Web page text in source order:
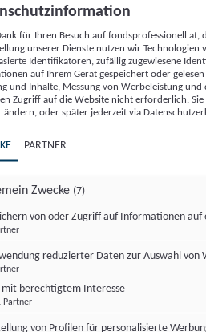
Messung von Werbeleistung
sowie Zielgruppenforschung.
Online-Kennungen (z. B. login-
Kennungen,
können zusammen mit anderen
und Browserinformationen,
Technologien usw.) auf
von dort ausgelesen werden, um es
es eine App oder einer Webseite
oder mehrere der hier aufgeführten
für Ihren Besuch auf
unserer Dienste nutzen wir Technologien
Identifikatoren, zufällig zugewiesene
auf Ihrem Gerät gespeichert oder
und Inhalte, Messung von Werbeleistung
Zugriff auf die Website nicht erforderlich.
ändern, oder später jederzeit via
PARTNER
Zwecke (7)
von oder Zugriff auf Informationen auf
reduzierter Daten zur Auswahl von
mit berechtigtem Interesse
Partner
von Profilen für personalisierte